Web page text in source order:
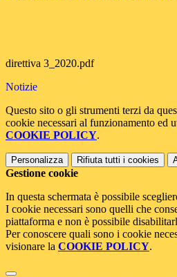
direttiva 3_2020.pdf
Notizie
Questo sito o gli strumenti terzi da
cookie necessari al funzionamento ed
COOKIE POLICY.
Personalizza Rifiuta tutti i cookies
Gestione cookie
In questa schermata è possibile
I cookie necessari sono quelli che
piattaforma e non è possibile
Per conoscere quali sono i cookie
visionare la COOKIE POLICY.